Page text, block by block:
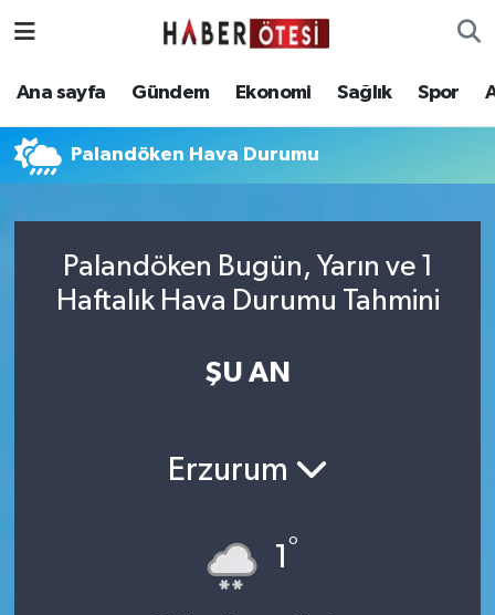
Ana sayfa Gündem Ekonomi Sağlık Spor
Palandöken Hava Durumu
Palandöken Bugün, Yarın ve 1
Haftalık Hava Durumu Tahmini
ŞU AN
Erzurum
1 °
Ana sayfa
Sağlık
Spor
Eskişehir Nöbetçi Eczaneler
Eskişehir Trafik Yoğunluk Haritası
Süper Lig Puan Durumu ve Fikstür